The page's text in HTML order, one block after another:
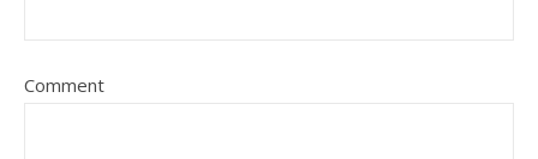
Comment